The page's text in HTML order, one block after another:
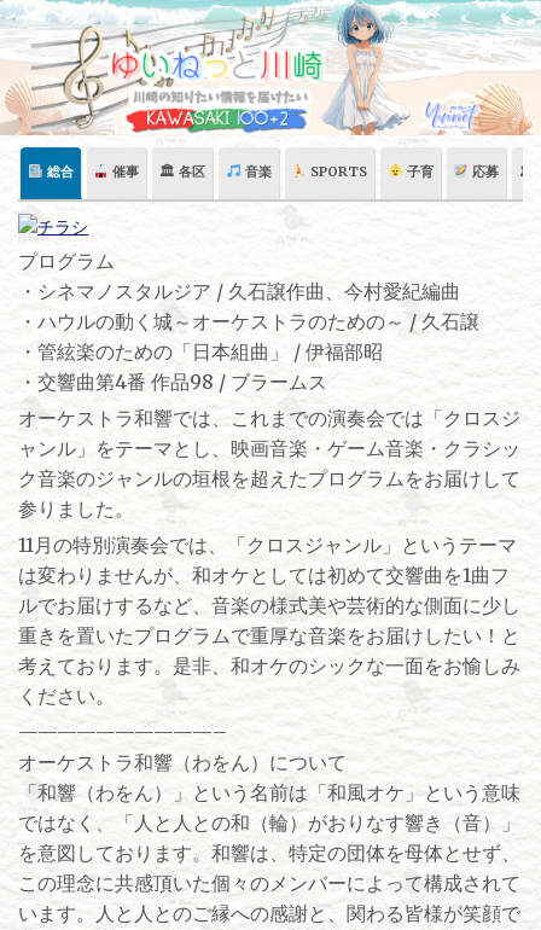
Skip
content
総合 催事 🏛 各区 音楽 SPORTS 子育 応募 🏛
プログラム
・シネマノスタルジア / 久石譲作曲、今村愛紀編曲
・ハウルの動く城～オーケストラのための～ / 久石譲
・管絃楽のための「日本組曲」 / 伊福部昭
・交響曲第4番 作品98 / ブラームス
オーケストラ和響では、これまでの演奏会では「クロスジ
ャンル」をテーマとし、映画音楽・ゲーム音楽・クラシッ
ク音楽のジャンルの垣根を超えたプログラムをお届けして
参りました。
11月の特別演奏会では、「クロスジャンル」というテーマ
は変わりませんが、和オケとしては初めて交響曲を1曲フ
ルでお届けするなど、音楽の様式美や芸術的な側面に少し
重きを置いたプログラムで重厚な音楽をお届けしたい！と
考えております。是非、和オケのシックな一面をお愉しみ
ください。
——————————–
オーケストラ和響（わをん）について
「和響（わをん）」という名前は「和風オケ」という意味
ではなく、「人と人との和（輪）がおりなす響き（音）」
を意図しております。和響は、特定の団体を母体とせず、
この理念に共感頂いた個々のメンバーによって構成されて
います。人と人とのご縁への感謝と、関わる皆様が笑顔で